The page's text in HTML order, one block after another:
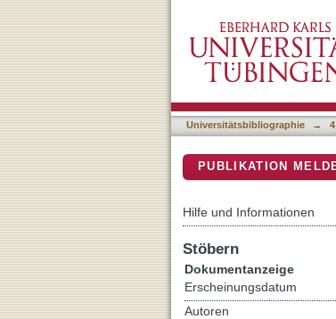
Towards Novel
Generation β-
Universitätsbibliographie →
PUBLIKATION
Hilfe und Informationen
Stöbern
Dokumentanzeige
Erscheinungsdatum
Autoren